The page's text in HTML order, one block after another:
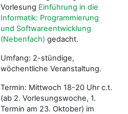
Vorlesung Einführung in die
Informatik: Programmierung
und Softwareentwicklung
(Nebenfach) gedacht.
Umfang: 2-stündige,
wöchentliche Veranstaltung.
Termin: Mittwoch 18-20 Uhr c.t.
(ab 2. Vorlesungswoche, 1.
Termin am 23. Oktober) im